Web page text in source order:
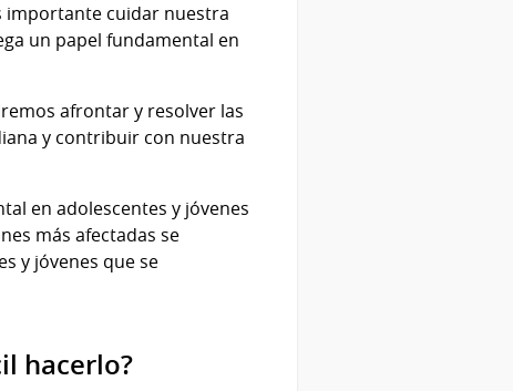
importante cuidar nuestra
un papel fundamental en
afrontar y resolver las
y contribuir con nuestra
en adolescentes y jóvenes
más afectadas se
y jóvenes que se
hacerlo?